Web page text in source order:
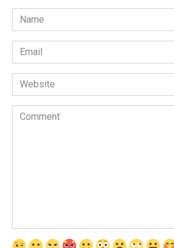
Name
*
Email
*
Website
Comment